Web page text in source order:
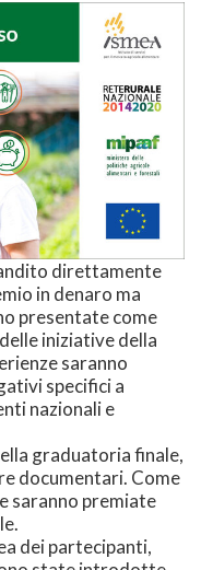
direttamente
in denaro ma
presentate come
iniziative della
saranno
specifici a
nazionali e
graduatoria finale,
documentari. Come
saranno premiate
dei partecipanti,